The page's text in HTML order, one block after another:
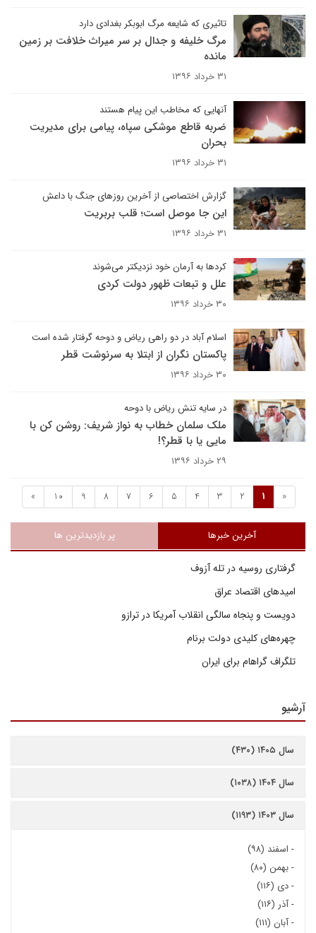
تاثیری که شایعه مرگ ابوبکر بغدادی دارد
مرگ خلیفه و جدال بر سر میراث خلافت بر زمین
مانده
۳۱ خرداد ۱۳۹۶
آنهایی که مخاطب این پیام هستند
ضربه قاطع موشکی سپاه، پیامی برای مدیریت
بحران
۳۱ خرداد ۱۳۹۶
گزارش اختصاصی از آخرین روزهای جنگ با داعش
این جا موصل است؛ قلب بربریت
۳۱ خرداد ۱۳۹۶
کرد‌ها به آرمان خود نزدیکتر می‌شوند
علل و تبعات ظهور دولت کردی
۳۰ خرداد ۱۳۹۶
اسلام آباد در دو راهی ریاض و دوحه گرفتار شده است
پاکستان نگران از ابتلا به سرنوشت قطر
۳۰ خرداد ۱۳۹۶
در سایه تنش ریاض با دوحه
ملک سلمان خطاب به نواز شریف: روشن کن با
مایی یا با قطر؟!
۲۹ خرداد ۱۳۹۶
«
1
2
3
4
5
6
7
8
9
10
»
آخرین خبرها پر بازدیدترین ها
گرفتاری روسیه در تله آزوف
امیدهای اقتصاد عراق
دویست و پنجاه سالگی انقلاب آمریکا در ترازو
چهره‌های کلیدی دولت برنام
تلگراف گراهام برای ایران
آرشیو
سال ۱۴۰۵ (۴۳۰)
سال ۱۴۰۴ (۱۰۳۸)
سال ۱۴۰۳ (۱۱۹۳)
- اسفند (۹۸)
-بهمن (۸۰)
-دی (۱۱۶)
-آذر (۱۱۶)
-آبان (۱۱۱)